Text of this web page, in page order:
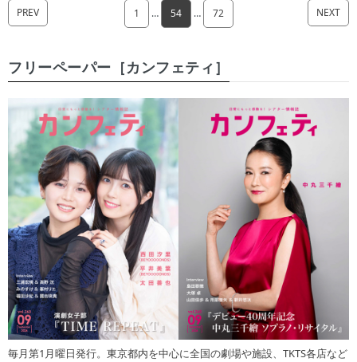
PREV 1 … 54 … 72 NEXT
フリーペーパー［カンフェティ］
毎月第1月曜日発行。東京都内を中心に全国の劇場や施設、TKTS各店など